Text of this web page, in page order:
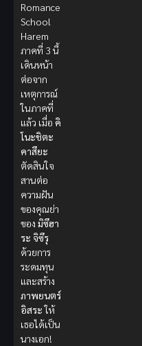
Romance
School
Harem
ภาคที่ 3 นี้
เดินหน้า
ต่อจาก
เหตุการณ์
ในภาคที่
แล้ว เมื่อ คิ
โนะชิตะ
คาสึยะ
ตัดสินใจ
สานต่อ
ความฝัน
ของคุณย่า
ของ มิซึฮา
ระ จิซึรุ
ด้วยการ
ระดมทุน
และสร้าง
ภาพยนตร์
อิสระให้
เธอได้เป็น
นางเอก!